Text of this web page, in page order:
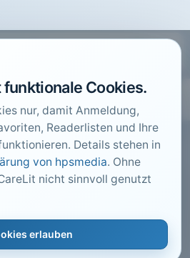
Cookies.
nur, damit Anmeldung,
Readerlisten und Ihre
Details stehen in
von hpsmedia. Ohne
nicht sinnvoll genutzt
erlauben
die Pflege
· 2014 · Heft 4 · S. 1